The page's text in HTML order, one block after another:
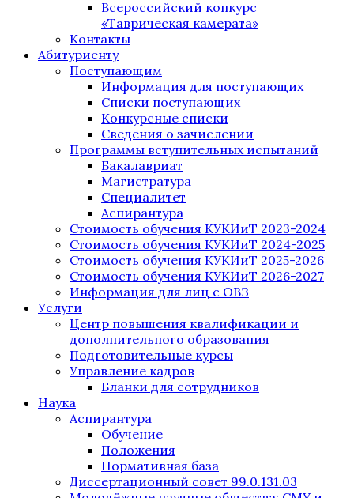
Всероссийский конкурс
«Таврическая камерата»
Контакты
Абитуриенту
Поступающим
Информация для поступающих
Списки поступающих
Конкурсные списки
Сведения о зачислении
Программы вступительных испытаний
Бакалавриат
Магистратура
Специалитет
Аспирантура
Стоимость обучения КУКИиТ 2023-2024
Стоимость обучения КУКИиТ 2024-2025
Стоимость обучения КУКИиТ 2025-2026
Стоимость обучения КУКИиТ 2026-2027
Информация для лиц с ОВЗ
Услуги
Центр повышения квалификации и
дополнительного образования
Подготовительные курсы
Управление кадров
Бланки для сотрудников
Наука
Аспирантура
Обучение
Положения
Нормативная база
Диссертационный совет 99.0.131.03